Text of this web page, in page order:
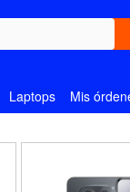
Laptops Mis